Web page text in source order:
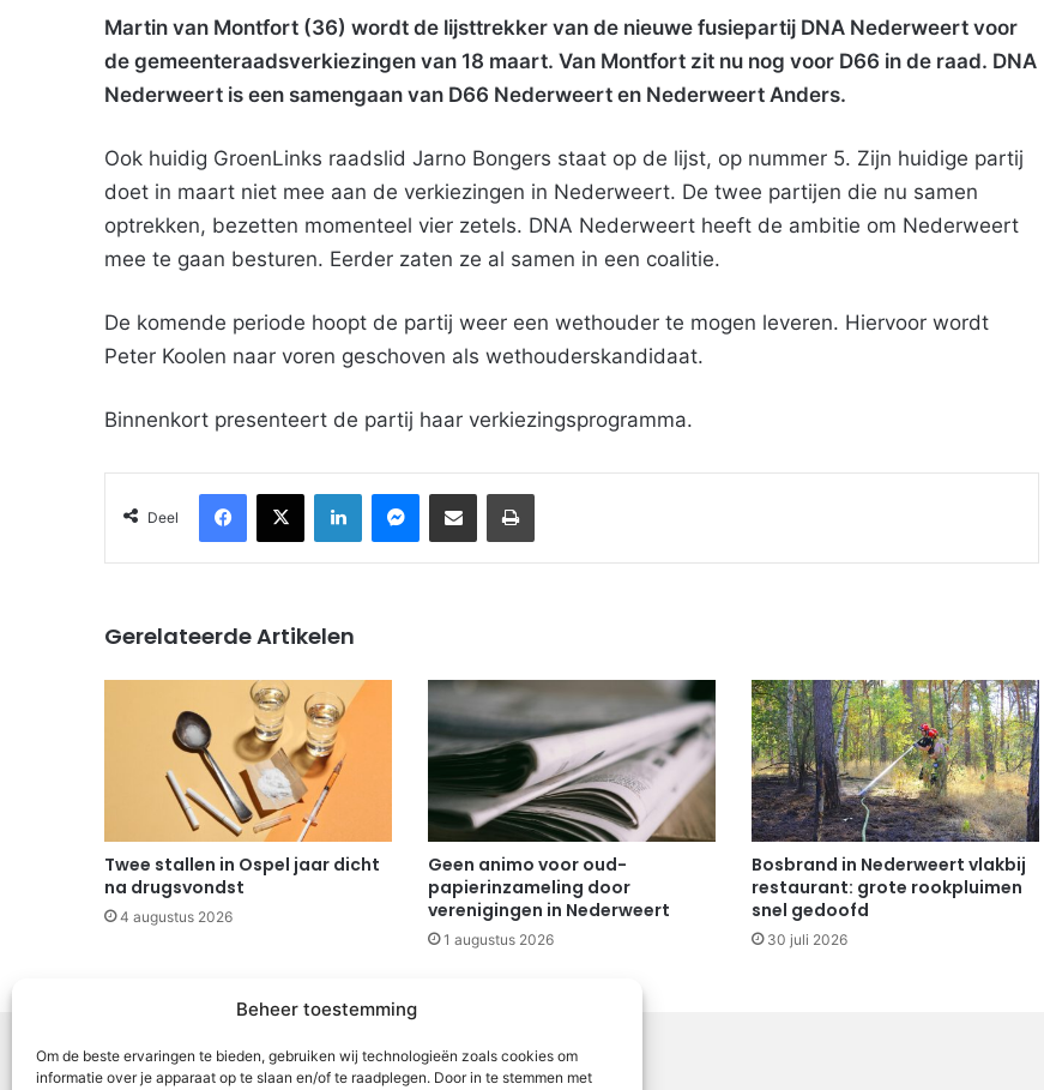
Beheer toestemming
Om de beste ervaringen te bieden, gebruiken wij technologieën zoals cookies om
informatie over je apparaat op te slaan en/of te raadplegen. Door in te stemmen met
Martin van Montfort (36) wordt de lijsttrekker van de nieuwe fusiepartij DNA Nederweert voor
de gemeenteraadsverkiezingen van 18 maart. Van Montfort zit nu nog voor D66 in de raad. DNA
Nederweert is een samengaan van D66 Nederweert en Nederweert Anders.
Ook huidig GroenLinks raadslid Jarno Bongers staat op de lijst, op nummer 5. Zijn huidige partij
doet in maart niet mee aan de verkiezingen in Nederweert. De twee partijen die nu samen
optrekken, bezetten momenteel vier zetels. DNA Nederweert heeft de ambitie om Nederweert
mee te gaan besturen. Eerder zaten ze al samen in een coalitie.
De komende periode hoopt de partij weer een wethouder te mogen leveren. Hiervoor wordt
Peter Koolen naar voren geschoven als wethouderskandidaat.
Binnenkort presenteert de partij haar verkiezingsprogramma.
Deel
Facebook
X LinkedInMessenger
Deel via Email Print
Gerelateerde Artikelen
Twee stallen in Ospel jaar dicht
na drugsvondst
4 augustus 2026
Geen animo voor oud-
papierinzameling door
verenigingen in Nederweert
1 augustus 2026
Bosbrand in Nederweert vlakbij
restaurant: grote rookpluimen
snel gedoofd
30 juli 2026